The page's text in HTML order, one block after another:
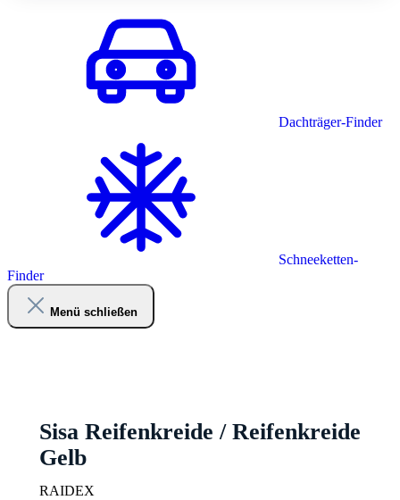
Dachträger-Finder
Schneeketten-
Finder
Menü schließen
Sisa Reifenkreide / Reifenkreide
Gelb
RAIDEX